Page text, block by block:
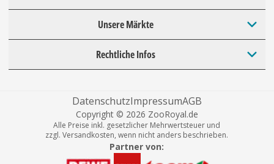
Unsere Märkte
Rechtliche Infos
DatenschutzImpressumAGB
Copyright © 2026 ZooRoyal.de
Alle Preise inkl. gesetzlicher Mehrwertsteuer und
zzgl. Versandkosten, wenn nicht anders beschrieben.
Partner von: